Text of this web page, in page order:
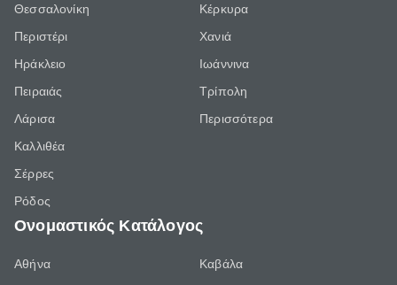
Θεσσαλονίκη
Περιστέρι
Ηράκλειο
Πειραιάς
Λάρισα
Καλλιθέα
Σέρρες
Ρόδος
Κέρκυρα
Χανιά
Ιωάννινα
Τρίπολη
Περισσότερα
Ονομαστικός Κατάλογος
Αθήνα
Καβάλα